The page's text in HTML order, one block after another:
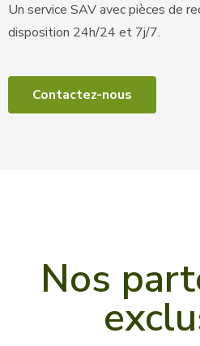
Un service SAV avec pièces de
disposition 24h/24 et 7j/7.
Contactez-nous
Nos